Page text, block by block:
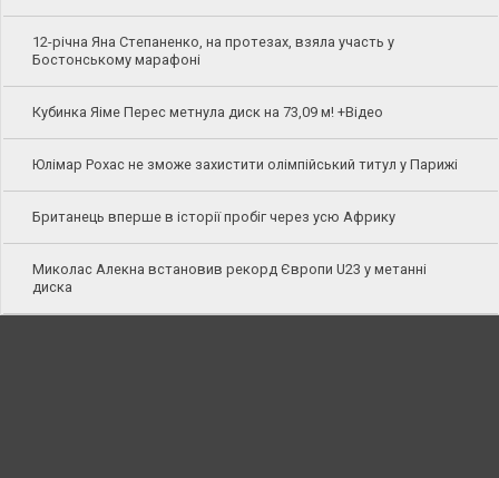
12-річна Яна Степаненко, на протезах, взяла участь у
Бостонському марафоні
Кубинка Яіме Перес метнула диск на 73,09 м! +Відео
Юлімар Рохас не зможе захистити олімпійський титул у Парижі
Британець вперше в історії пробіг через усю Африку
Миколас Алекна встановив рекорд Європи U23 у метанні
диска